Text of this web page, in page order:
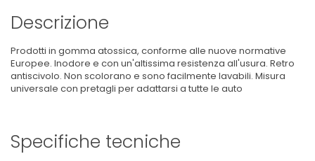
Descrizione
Prodotti in gomma atossica, conforme alle nuove normative
Europee. Inodore e con un'altissima resistenza all'usura. Retro
antiscivolo. Non scolorano e sono facilmente lavabili. Misura
universale con pretagli per adattarsi a tutte le auto
Specifiche tecniche